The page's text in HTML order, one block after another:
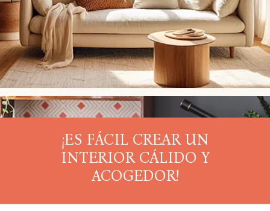
¡ES FÁCIL CREAR UN
INTERIOR CÁLIDO Y
ACOGEDOR!